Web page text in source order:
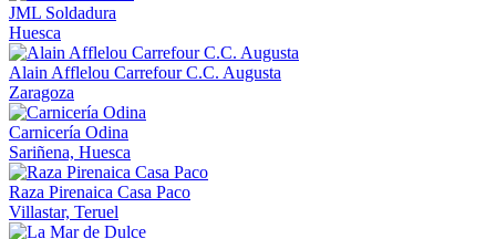
JML Soldadura
Huesca
Alain Afflelou Carrefour C.C. Augusta
Zaragoza
Carnicería Odina
Sariñena, Huesca
Raza Pirenaica Casa Paco
Villastar, Teruel